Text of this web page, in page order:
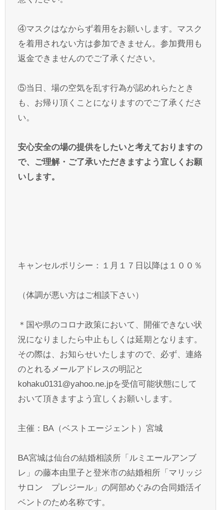
④マスクはなからず着用をお願いします。マスク
を着用されない方は参加できません。参加費用も
返金できませんのでご了承ください。
⑤当日、場の空気を乱す行為が認めれらたとき
も、お帰り頂くことになりますのでご了承くださ
い。
安心安全の場の提供をしたいと考えておりますの
で、ご理解・ご了承いただきますよう宜しくお願
いします。
キャンセルポリシー：１月１７日以降は１００％
（体調が悪い方はご相談下さい）
＊国や県のコロナ政策において、開催できない状
況になりましたら中止もしくは延期となります。
その際は、お知らせいたしますので、必ず、連絡
のとれるメールアドレスの明記と
kohaku0131@yahoo.ne.jpを受信可能状態にして
おいて頂きますよう宜しくお願いします。
主催：BA（ベストエージェント）宮城
BA宮城は仙台の結婚相談所「ルミエールアンブ
レ」の藤本由里子と登米市の結婚相所「マリッジ
サロン プレジール」の阿部めぐみの合同婚活イ
ベントのため名称です。